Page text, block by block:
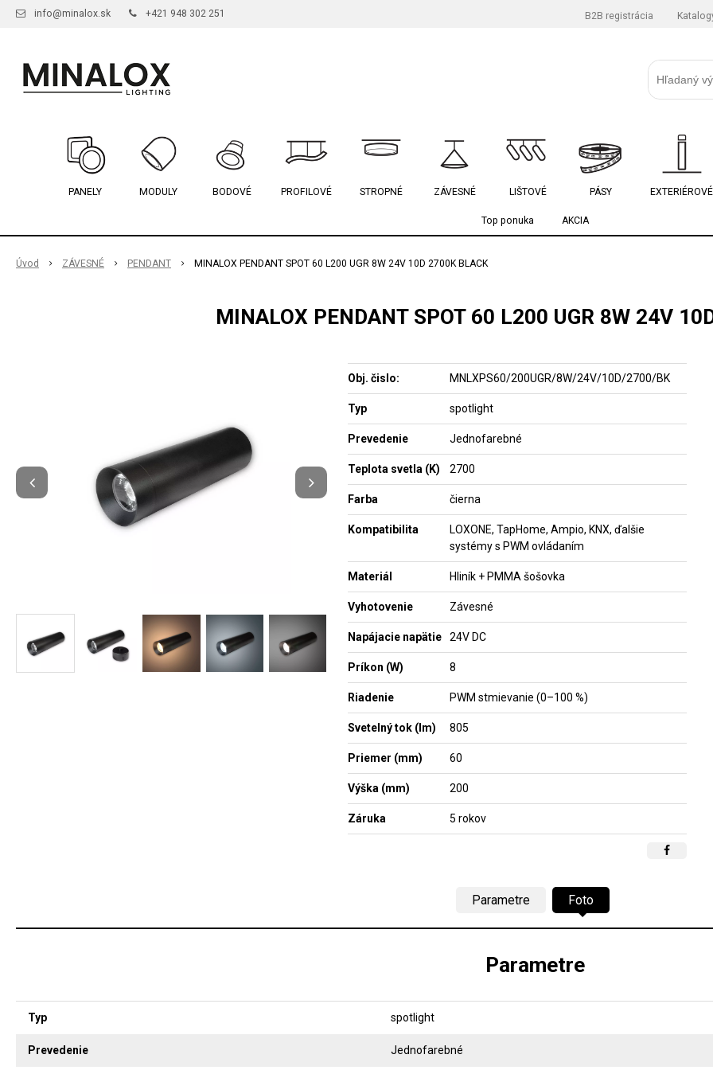
info@minalox.sk +421 948 302 251 B2B registrácia
PANELY MODULY BODOVÉ PROFILOVÉ STROPNÉ ZÁVESNÉ LIŠTOVÉ PÁSY EXTERIÉROVÉ
Top ponuka AKCIA
Úvod ZÁVESNÉ PENDANT MINALOX PENDANT SPOT 60 L200 UGR 8W 24V 10D 2700K BLACK
MINALOX PENDANT SPOT 60 L200 UGR 8W 24V
Obj. čislo: MNLXPS60/200UGR/8W/24V/10D/2700/BK
Typ spotlight
Prevedenie Jednofarebné
Teplota svetla (K) 2700
Farba čierna
Kompatibilita
LOXONE, TapHome, Ampio, KNX, ďalšie
systémy s PWM ovládaním
Materiál Hliník + PMMA šošovka
Vyhotovenie Závesné
Napájacie napätie 24V DC
Príkon (W) 8
Riadenie PWM stmievanie (0–100 %)
Svetelný tok (lm) 805
Priemer (mm) 60
Výška (mm) 200
Záruka 5 rokov
Parametre Foto
Parametre
Typ spotlight
Prevedenie Jednofarebné